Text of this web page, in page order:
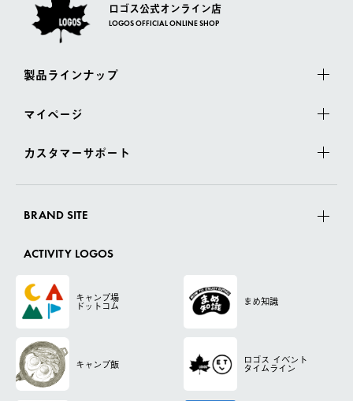
ロゴス公式オンライン店
LOGOS OFFICIAL ONLINE SHOP
製品ラインナップ
マイページ
カスタマーサポート
BRAND SITE
ACTIVITY LOGOS
キャンプ場
ドットコム まめ知識
キャンプ飯 ロゴス イベント
タイムライン